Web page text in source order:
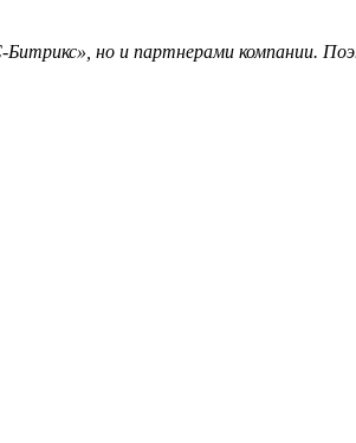
но и партнерами компании.